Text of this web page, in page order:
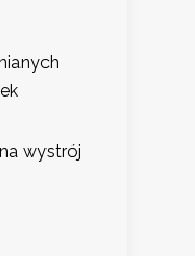
wystrój